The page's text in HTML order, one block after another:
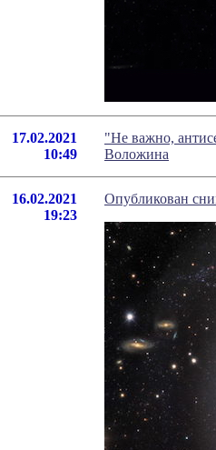
17.02.2021
10:49
"Не важно,
Воложина
16.02.2021
19:23
Опубликован